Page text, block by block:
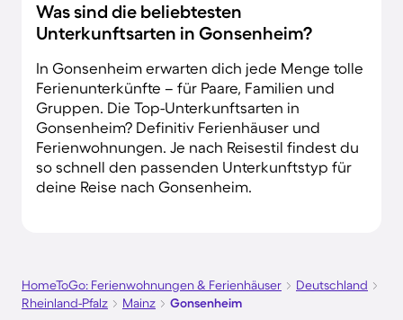
Was sind die beliebtesten
Unterkunftsarten in Gonsenheim?
In Gonsenheim erwarten dich jede Menge tolle
Ferienunterkünfte – für Paare, Familien und
Gruppen. Die Top-Unterkunftsarten in
Gonsenheim? Definitiv Ferienhäuser und
Ferienwohnungen. Je nach Reisestil findest du
so schnell den passenden Unterkunftstyp für
deine Reise nach Gonsenheim.
HomeToGo: Ferienwohnungen & Ferienhäuser
Deutschland
Rheinland-Pfalz
Mainz Gonsenheim